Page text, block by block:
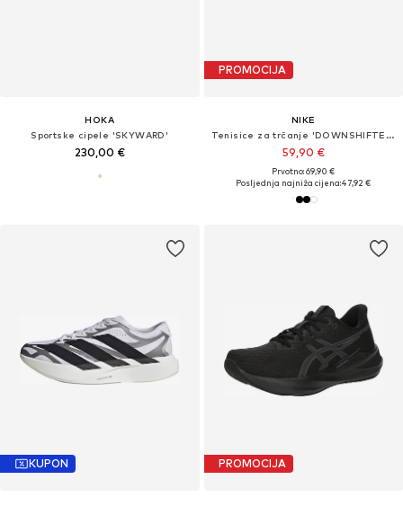
HOKA
Sportske cipele 'SKYWARD'
230,00 €
PROMOCIJA
NIKE
Tenisice za trčanje 'DOWNSHIFTER 14'
59,90 €
Prvotno: 69,90 €
Posljednja najniža cijena:47,92 €
KUPON PROMOCIJA